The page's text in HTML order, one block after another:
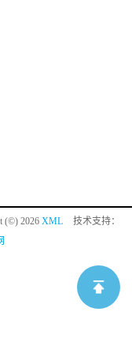
(©) 2026 XML
技术支持：